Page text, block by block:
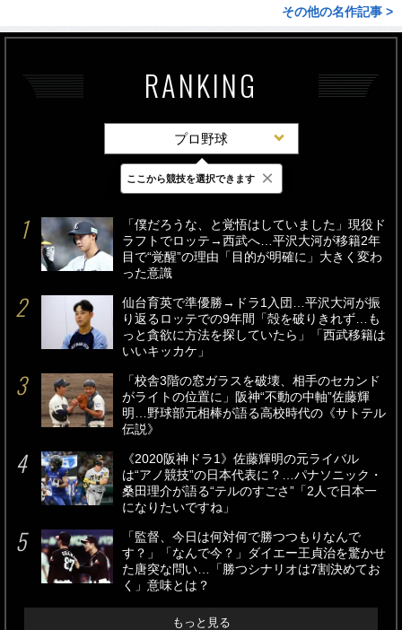
その他の名作記事 >
RANKING
プロ野球
最新 24時間 週間
「僕だろうな、と覚悟はしていました」現役ド
ラフトでロッテ→西武へ…平沢大河が移籍2年
目で“覚醒”の理由「目的が明確に」大きく変わ
った意識
仙台育英で準優勝→ドラ1入団…平沢大河が振
り返るロッテでの9年間「殻を破りきれず…も
っと貪欲に方法を探していたら」「西武移籍は
いいキッカケ」
「校舎3階の窓ガラスを破壊、相手のセカンド
がライトの位置に」阪神“不動の中軸”佐藤輝
明…野球部元相棒が語る高校時代の《サトテル
伝説》
《2020阪神ドラ1》佐藤輝明の元ライバル
は“アノ競技”の日本代表に？…パナソニック・
桑田理介が語る“テルのすごさ”「2人で日本一
になりたいですね」
「監督、今日は何対何で勝つつもりなんで
す？」「なんで今？」ダイエー王貞治を驚かせ
た唐突な問い…「勝つシナリオは7割決めてお
く」意味とは？
もっと見る
ここから競技を選択できます ×